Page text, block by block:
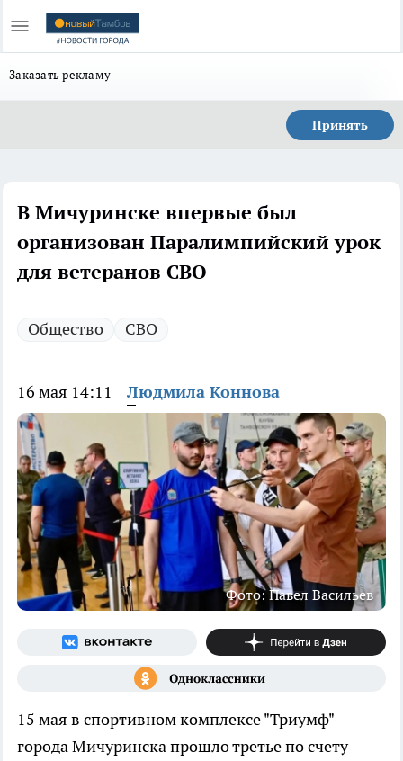
Заказать рекламу
Принять
В Мичуринске впервые был
организован Паралимпийский урок
для ветеранов СВО
Общество СВО
16 мая 14:11 Людмила Коннова
Фото: Павел Васильев
15 мая в спортивном комплексе "Триумф"
города Мичуринска прошло третье по счету